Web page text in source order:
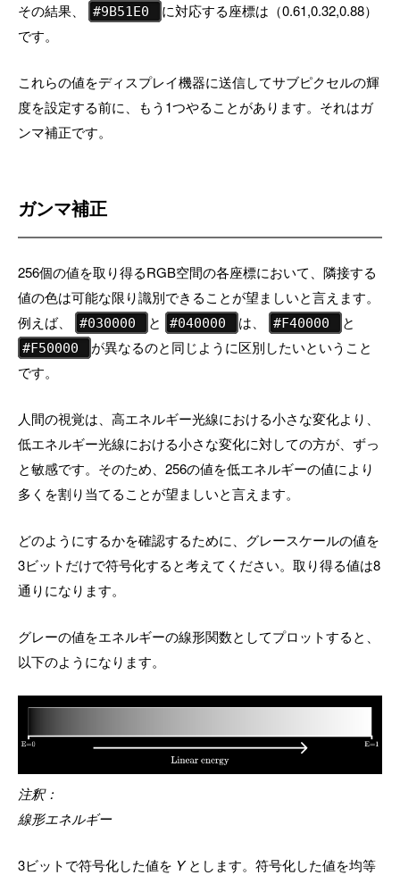
その結果、 #9B51E0
に対応する座標は（0.61,0.32,0.88）
です。
これらの値をディスプレイ機器に送信してサブピクセルの輝
度を設定する前に、もう1つやることがあります。それはガ
ンマ補正です。
ガンマ補正
256個の値を取り得るRGB空間の各座標において、隣接する
値の色は可能な限り識別できることが望ましいと言えます。
例えば、
#030000 と #040000 は、 #F40000 と
#F50000
が異なるのと同じように区別したいということ
です。
人間の視覚は、高エネルギー光線における小さな変化より、
低エネルギー光線における小さな変化に対しての方が、ずっ
と敏感です。そのため、256の値を低エネルギーの値により
多くを割り当てることが望ましいと言えます。
どのようにするかを確認するために、グレースケールの値を
3ビットだけで符号化すると考えてください。取り得る値は8
通りになります。
グレーの値をエネルギーの線形関数としてプロットすると、
以下のようになります。
注釈：
線形エネルギー
3ビットで符号化した値を Yとします。符号化した値を均等